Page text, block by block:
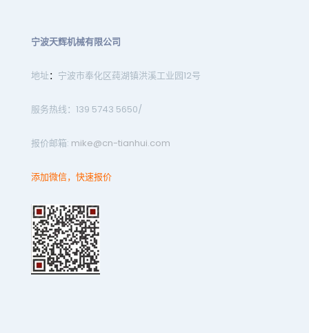
宁波天辉机械有限公司
地址： 宁波市奉化区莼湖镇洪溪工业园12号
服务热线：139 5743 5650/
报价邮箱: mike@cn-tianhui.com
添加微信，快速报价